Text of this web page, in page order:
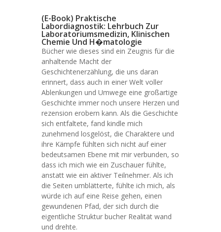
(E-Book) Praktische
Labordiagnostik: Lehrbuch Zur
Laboratoriumsmedizin, Klinischen
Chemie Und H�matologie
Bücher wie dieses sind ein Zeugnis für die
anhaltende Macht der
Geschichtenerzählung, die uns daran
erinnert, dass auch in einer Welt voller
Ablenkungen und Umwege eine großartige
Geschichte immer noch unsere Herzen und
rezension erobern kann. Als die Geschichte
sich entfaltete, fand kindle mich
zunehmend losgelöst, die Charaktere und
ihre Kämpfe fühlten sich nicht auf einer
bedeutsamen Ebene mit mir verbunden, so
dass ich mich wie ein Zuschauer fühlte,
anstatt wie ein aktiver Teilnehmer. Als ich
die Seiten umblätterte, fühlte ich mich, als
würde ich auf eine Reise gehen, einen
gewundenen Pfad, der sich durch die
eigentliche Struktur bucher Realität wand
und drehte.